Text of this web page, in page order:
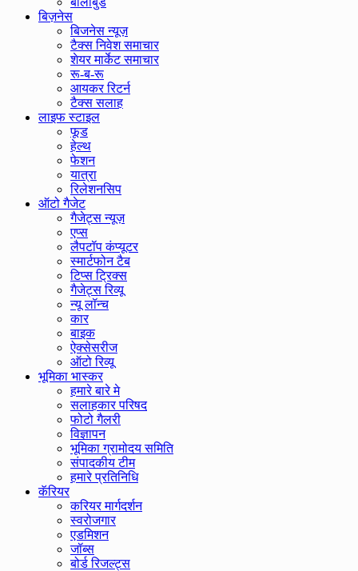
बिज़नेस
बिजनेस न्यूज़
टैक्स निवेश समाचार
शेयर मार्केट समाचार
रू-ब-रू
आयकर रिटर्न
टैक्स सलाह
लाइफ स्टाइल
फूड
हेल्थ
फेशन
यात्रा
रिलेशनसिप
ऑटो गैजेट
गैजेट्स न्यूज़
एप्स
लैपटॉप कंप्यूटर
स्मार्टफोन टैब
टिप्स ट्रिक्स
गैजेट्स रिव्यू
न्यू लॉन्च
कार
बाइक
ऐक्सेसरीज
ऑटो रिव्यू
भूमिका भास्कर
हमारे बारे मे
सलाहकार परिषद
फोटो गैलरी
विज्ञापन
भूमिका ग्रामोदय समिति
संपादकीय टीम
हमारे प्रतिनिधि
कॅरियर
करियर मार्गदर्शन
स्वरोजगार
एडमिशन
जॉब्स
बोर्ड रिजल्ट्स